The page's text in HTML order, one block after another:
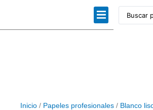
Inicio / Papeles profesionales / Blanco